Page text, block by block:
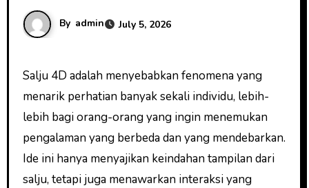
By admin July 5, 2026
Salju 4D adalah menyebabkan fenomena yang
menarik perhatian banyak sekali individu, lebih-
lebih bagi orang-orang yang ingin menemukan
pengalaman yang berbeda dan yang mendebarkan.
Ide ini hanya menyajikan keindahan tampilan dari
salju, tetapi juga menawarkan interaksi yang